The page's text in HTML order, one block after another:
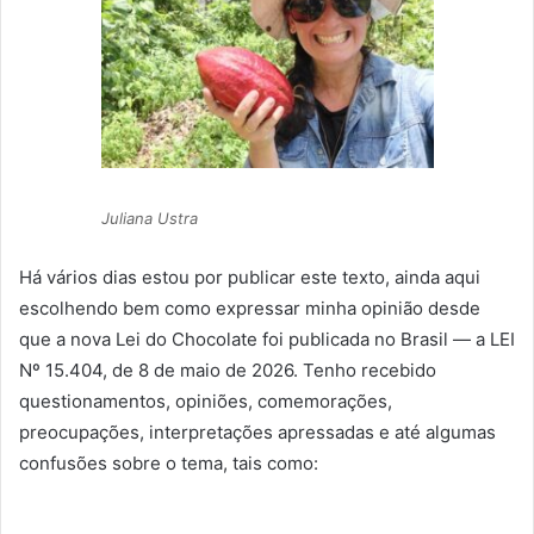
Juliana Ustra
Há vários dias estou por publicar este texto, ainda aqui
escolhendo bem como expressar minha opinião desde
que a nova Lei do Chocolate foi publicada no Brasil — a LEI
Nº 15.404, de 8 de maio de 2026. Tenho recebido
questionamentos, opiniões, comemorações,
preocupações, interpretações apressadas e até algumas
confusões sobre o tema, tais como: